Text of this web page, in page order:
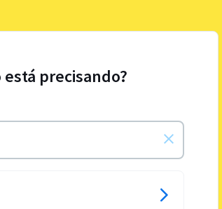
precisando?